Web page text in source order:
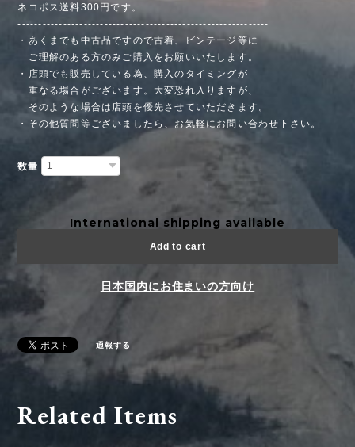
ネコポス送料300円です。
-------------------------------------------------------------
・あくまでも中古品ですので古着、ビンテージ等に
ご理解のある方のみご購入をお願いいたします。
・店頭でも販売している為、購入のタイミングが
重なる場合がございます。大変恐れ入りますが、
そのような場合は店頭を優先させていただきます。
・その他質問等ございましたら、お気軽にお問い合わせ下さい。
数量
International shipping available
Add to cart
日本国内にお住まいの方向け
通報する
Related Items